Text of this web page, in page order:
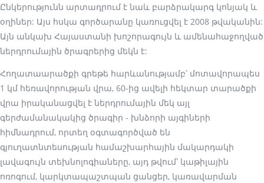
Ընկերությունն արտադրում է նաև բարձրակարգ կոնյակ և
օղիներ: Այս հսկա գործարանը կառուցվել է 2008 թվականին:
Այն անկախ Հայաստանի խոշորագույն և ամենահաջողված
ներդրումային ծրագրերից մեկն է:
Հողատաարածքի գրեթե հարևանությամբ՝ մոտավորապես
1 կմ հեռավորության վրա, 60-ից ավելի հեկտար տարածքի
վրա իրականացվել է ներդրումային մեկ այլ
գերժամանակակից ծրագիր - խնձորի այգիների
հիմնադրում, որտեղ օգտագործված են
գյուղատնտեսության համաշխարհային մակարդակի
լավագույն տեխնոլոգիաները, այդ թվում՝ կաթիլային
ոռոգում, կարկտապաշտպան ցանցեր, կառավարման